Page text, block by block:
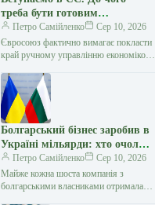
треба бути готовим
громадянам та бізнесу.
Частина 3
Петро Самійленко
Сер 10, 2026
Євросоюз фактично вимагає покласти
край ручному управлінню економікою.
Угорщина вчергове заблокувала
результати скринінгу переговорних
кластерів…
Болгарський бізнес заробив в
Україні мільярди: хто очолив
рейтинг
Петро Самійленко
Сер 10, 2026
Майже кожна шоста компанія з
болгарськими власниками отримала